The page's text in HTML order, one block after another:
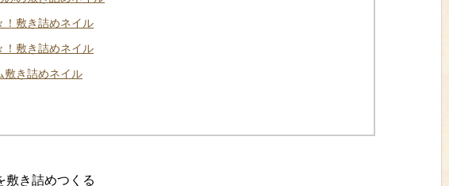
！敷き詰めネイル
！敷き詰めネイル
敷き詰めネイル
敷き詰めつくる